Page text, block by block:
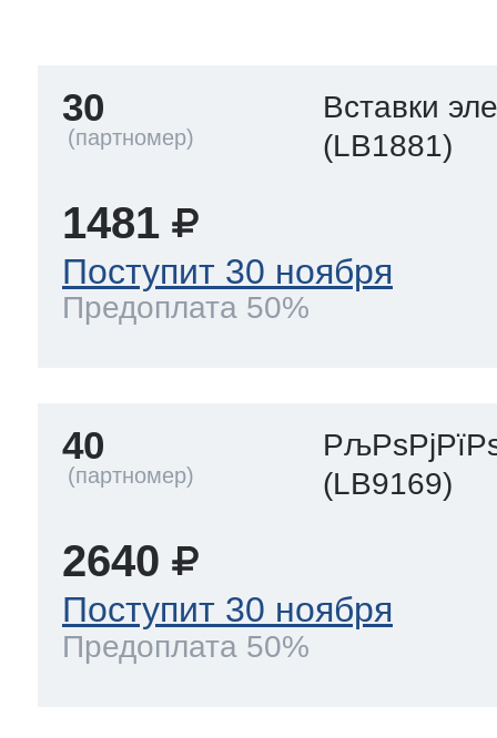
морозилок
холод.камер
30
Вставки
(LB1881)
1481
Поступит 30 ноября
Предоплата 50%
40
(LB9169)
2640
Поступит 30 ноября
Предоплата 50%